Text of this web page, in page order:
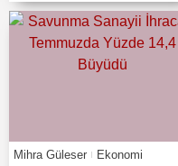
Mihra Güleser Ekonomi